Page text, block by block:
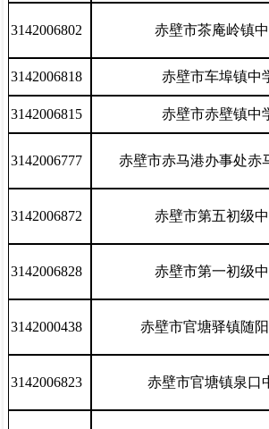
3142006802 赤壁市茶庵岭镇
3142006818 赤壁市车埠镇中
3142006815 赤壁市赤壁镇中
3142006777 赤壁市赤马港办事处赤
3142006872 赤壁市第五初级
3142006828 赤壁市第一初级
3142000438 赤壁市官塘驿镇随
3142006823 赤壁市官塘镇泉口